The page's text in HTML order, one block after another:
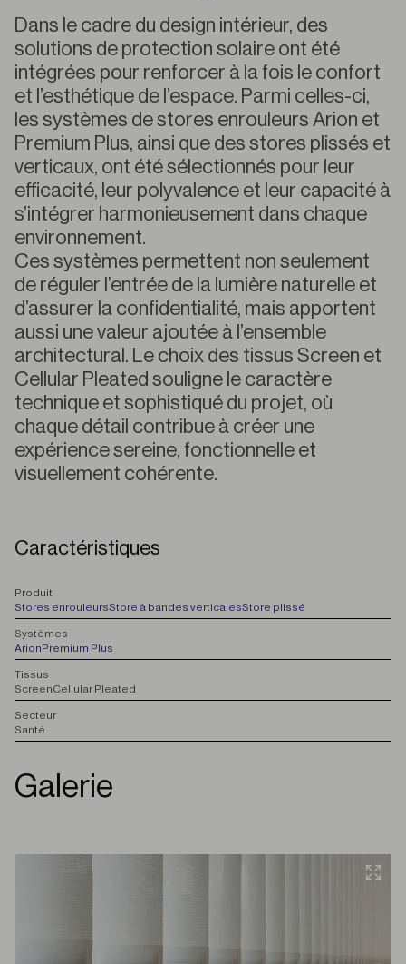
Dans le cadre du design intérieur, des
solutions de protection solaire ont été
intégrées pour renforcer à la fois le confort
et l’esthétique de l’espace. Parmi celles-ci,
les systèmes de stores enrouleurs Arion et
Premium Plus, ainsi que des stores plissés et
verticaux, ont été sélectionnés pour leur
efficacité, leur polyvalence et leur capacité à
s’intégrer harmonieusement dans chaque
environnement.
Ces systèmes permettent non seulement
de réguler l’entrée de la lumière naturelle et
d’assurer la confidentialité, mais apportent
aussi une valeur ajoutée à l’ensemble
architectural. Le choix des tissus Screen et
Cellular Pleated souligne le caractère
technique et sophistiqué du projet, où
chaque détail contribue à créer une
expérience sereine, fonctionnelle et
visuellement cohérente.
Caractéristiques
Produit
Stores enrouleursStore à bandes verticalesStore plissé
Systèmes
ArionPremium Plus
Tissus
ScreenCellular Pleated
Secteur
Santé
Galerie